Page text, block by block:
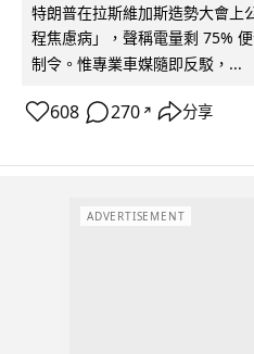
特朗普在拉斯維加斯造勢大會上
程焦慮病」，聲稱電量剩 75%
制令。惟專業車媒隨即反駁，...
608 270 ↗ 分享
ADVERTISEMENT